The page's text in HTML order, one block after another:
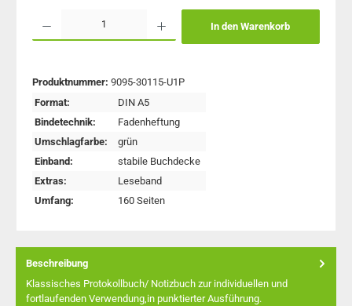
In den Warenkorb
Produktnummer: 9095-30115-U1P
Format:
DIN A5
Bindetechnik:
Fadenheftung
Umschlagfarbe:
grün
Einband:
stabile Buchdecke
Extras:
Leseband
Umfang:
160 Seiten
Beschreibung
Klassisches Protokollbuch/ Notizbuch zur individuellen und
fortlaufenden Verwendung,in punktierter Ausführung.